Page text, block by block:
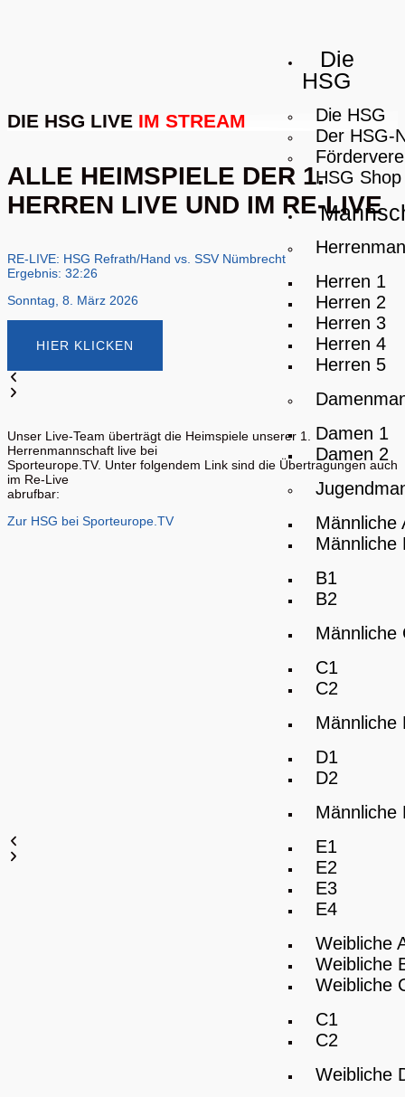
Die
HSG
Die HSG
Der HSG-
HSG Shop
Herren 1
Herren 2
Herren 3
Herren 4
Herren 5
Damen 1
Damen 2
Männliche
Männliche
B1
B2
Männliche
C1
C2
Männliche
D1
D2
Männliche
E1
E2
E3
E4
Weibliche
Weibliche
Weibliche
C1
C2
Weibliche
DIE HSG LIVE IM STREAM
ALLE HEIMSPIELE DER 1.
HERREN LIVE UND IM RE-LIVE
RE-LIVE: HSG Refrath/Hand vs. SSV Nümbrecht
Ergebnis: 32:26
Sonntag, 8. März 2026
HIER KLICKEN
Unser Live-Team überträgt die Heimspiele unserer 1.
Herrenmannschaft live bei
Sporteurope.TV. Unter folgendem Link sind die Übertragungen auch
im Re-Live
abrufbar:
Zur HSG bei Sporteurope.TV